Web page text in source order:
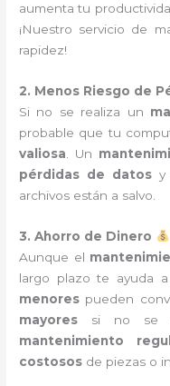
aumenta tu
¡Nuestro servicio de
rapidez!
2. Menos Riesgo de
Si no se realiza un
probable que tu
valiosa . Un
pérdidas de datos y
archivos están a salvo.
3. Ahorro de Dinero
Aunque el
largo plazo te ayuda a
menores pueden
mayores si no se
mantenimiento
costosos de piezas o